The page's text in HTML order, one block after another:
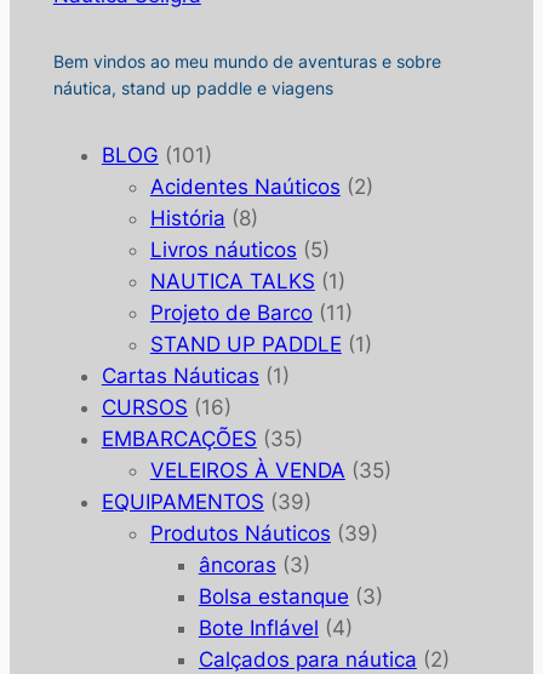
Bem vindos ao meu mundo de aventuras e sobre
náutica, stand up paddle e viagens
BLOG (101)
Acidentes Naúticos (2)
História (8)
Livros náuticos (5)
NAUTICA TALKS (1)
Projeto de Barco(11)
STAND UP PADDLE (1)
Cartas Náuticas (1)
CURSOS (16)
EMBARCAÇÕES (35)
VELEIROS À VENDA (35)
EQUIPAMENTOS (39)
Produtos Náuticos (39)
âncoras (3)
Bolsa estanque (3)
Bote Inflável (4)
Calçados para náutica (2)